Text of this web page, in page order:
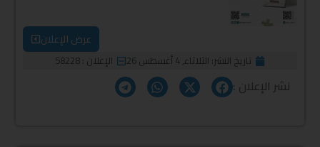
عرض الإعلان
تاريخ النشر: الثلاثاء, 4 أغسطس 26 الإعلان : 58228
نشر الإعلان :